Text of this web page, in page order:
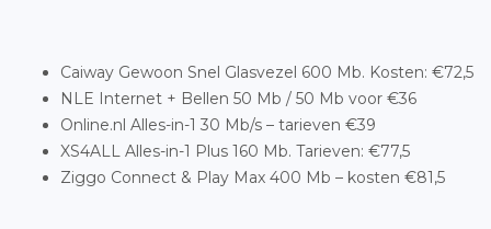
Caiway Gewoon Snel Glasvezel 600 Mb. Kosten: €72,5
NLE Internet + Bellen 50 Mb / 50 Mb voor €36
Online.nl Alles-in-1 30 Mb/s – tarieven €39
XS4ALL Alles-in-1 Plus 160 Mb. Tarieven: €77,5
Ziggo Connect & Play Max 400 Mb – kosten €81,5